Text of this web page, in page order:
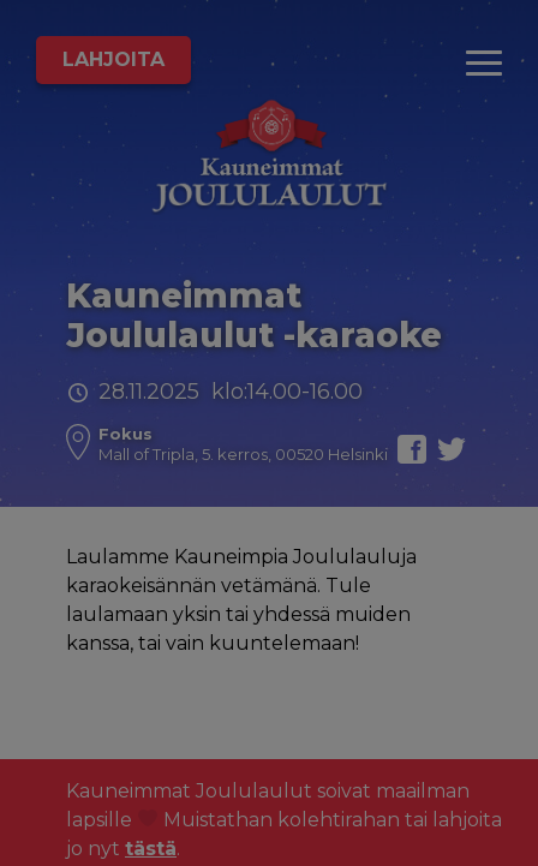
LAHJOITA
Kauneimmat
Joululaulut -karaoke
28.11.2025 klo:14.00-16.00
Fokus
Mall of Tripla, 5. kerros, 00520 Helsinki
Laulamme Kauneimpia Joululauluja
karaokeisännän vetämänä. Tule
laulamaan yksin tai yhdessä muiden
kanssa, tai vain kuuntelemaan!
Kauneimmat Joululaulut soivat maailman
lapsille
Muistathan kolehtirahan tai lahjoita
jo nyt tästä.